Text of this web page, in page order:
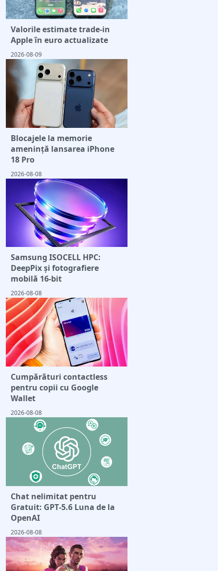
Valorile estimate trade-in
Apple în euro actualizate
2026-08-09
Blocajele la memorie
amenință lansarea iPhone
18 Pro
2026-08-08
Samsung ISOCELL HPC:
DeepPix și fotografiere
mobilă 16-bit
2026-08-08
Cumpărături contactless
pentru copii cu Google
Wallet
2026-08-08
Chat nelimitat pentru
Gratuit: GPT‑5.6 Luna de la
OpenAI
2026-08-08